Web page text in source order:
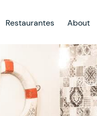
Restaurantes About